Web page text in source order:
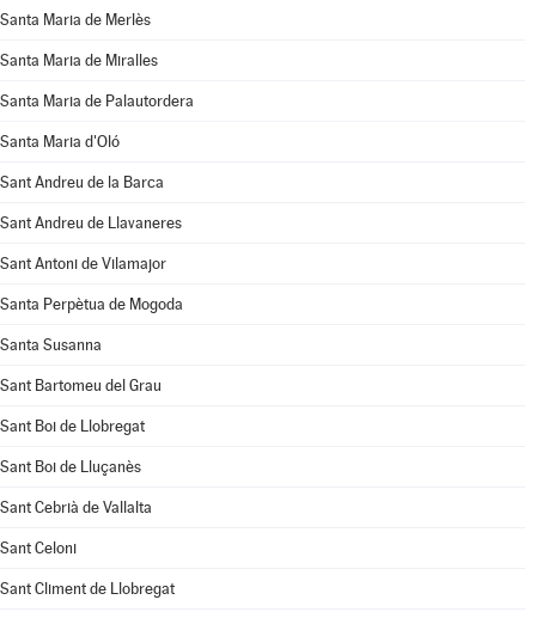
Santa Maria de Merlès
Santa Maria de Miralles
Santa Maria de Palautordera
Santa Maria d'Oló
Sant Andreu de la Barca
Sant Andreu de Llavaneres
Sant Antoni de Vilamajor
Santa Perpètua de Mogoda
Santa Susanna
Sant Bartomeu del Grau
Sant Boi de Llobregat
Sant Boi de Lluçanès
Sant Cebrià de Vallalta
Sant Celoni
Sant Climent de Llobregat